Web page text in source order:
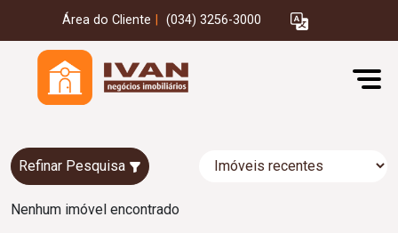
Área do Cliente (034) 3256-3000
Refinar Pesquisa
Nenhum imóvel encontrado